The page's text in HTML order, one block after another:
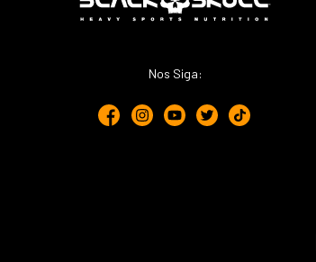
Nos Siga: